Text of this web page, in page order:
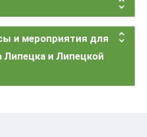
и мероприятия для
и Липецкой